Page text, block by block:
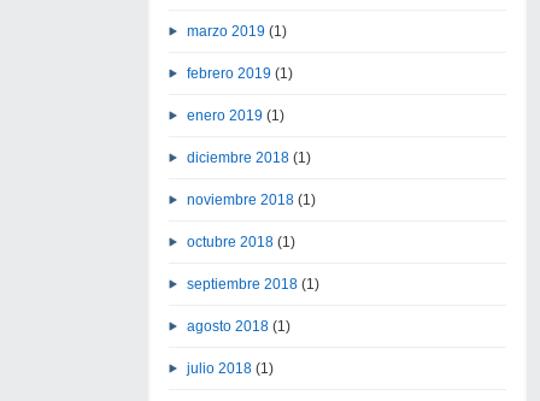
marzo 2019 (1)
febrero 2019 (1)
enero 2019 (1)
diciembre 2018(1)
noviembre 2018(1)
octubre 2018(1)
septiembre 2018(1)
agosto 2018(1)
julio 2018(1)